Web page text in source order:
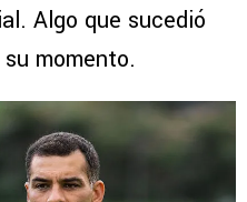
Algo que sucedió
momento.